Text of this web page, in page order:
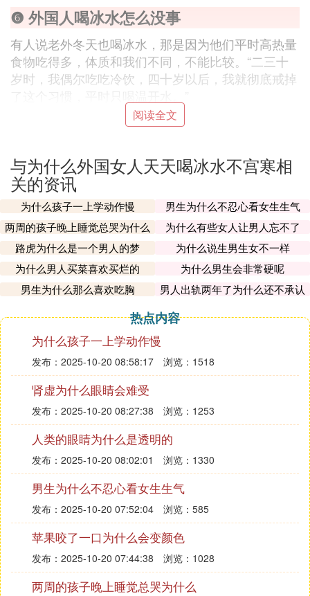
❻ 外国人喝冰水怎么没事
有人说老外冬天也喝冰水，那是因为他们平时高热量
食物吃得多，体质和我们不同，不能比较。“二三十
岁时，我偶尔吃吃冷饮，四十岁以后，我就彻底戒掉
另一位中医博士罗大伦也表示，我们要了解外国人的
到吃面包的时候，抹了黄油，还往面包上撒黑胡椒粉
的。把肉桂粉之类的东西当做调料，那更是正常的。
在生活中，他们吃热性的食物较多，因此体质偏热，
这种食肉为主的热性体质，喝点冰水应该损害不大。
但是，后果依旧是有的，在外国的街头会看到大量的
极其肥胖的人。寒痰凝滞，水湿蓄积，气血不通，当
然会极度肥胖。
还有韩国人，天天辣酱辣白菜，喝参鸡汤，喝点冰
水，算是一种平衡。
日本人，吃海鲜是凉的，再喝冰水，所以，过敏体质
的人是极高的，一到春天，带口罩的人比比皆是。
外国人就不喝热水么？
其实这是不了解外国人，罗大伦曾认真地观察外国
人，发现这种说法有失偏颇。比如，在国外咖啡店比
比皆是，他们喝咖啡是习惯，此时，他们喝的也是热
水，只不过他们习惯把热水变成饮料而已。
比如英国的茶也是热气腾腾的，这也是热水。
再比如外国人吃的西餐，要先喝汤。这也是热水。
阅读全文
与为什么外国女人天天喝冰水不宫寒相
关的资讯
为什么孩子一上学动作慢
男生为什么不忍心看女生生气
两周的孩子晚上睡觉总哭为什么
为什么有些女人让男人忘不了
路虎为什么是一个男人的梦
为什么说生男生女不一样
为什么男人买菜喜欢买烂的
为什么男生会非常硬呢
男生为什么那么喜欢吃胸
男人出轨两年了为什么还不承认
热点内容
为什么孩子一上学动作慢
发布：2025-10-20 08:58:17 浏览：1518
肾虚为什么眼睛会难受
发布：2025-10-20 08:27:38 浏览：1253
人类的眼睛为什么是透明的
发布：2025-10-20 08:02:01 浏览：1330
男生为什么不忍心看女生生气
发布：2025-10-20 07:52:04 浏览：585
苹果咬了一口为什么会变颜色
发布：2025-10-20 07:44:38 浏览：1028
两周的孩子晚上睡觉总哭为什么